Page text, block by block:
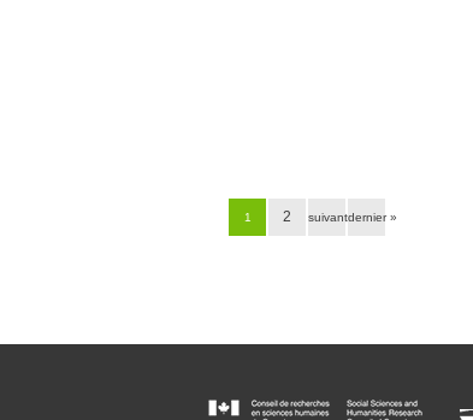
1 2 suivant ›dernier »